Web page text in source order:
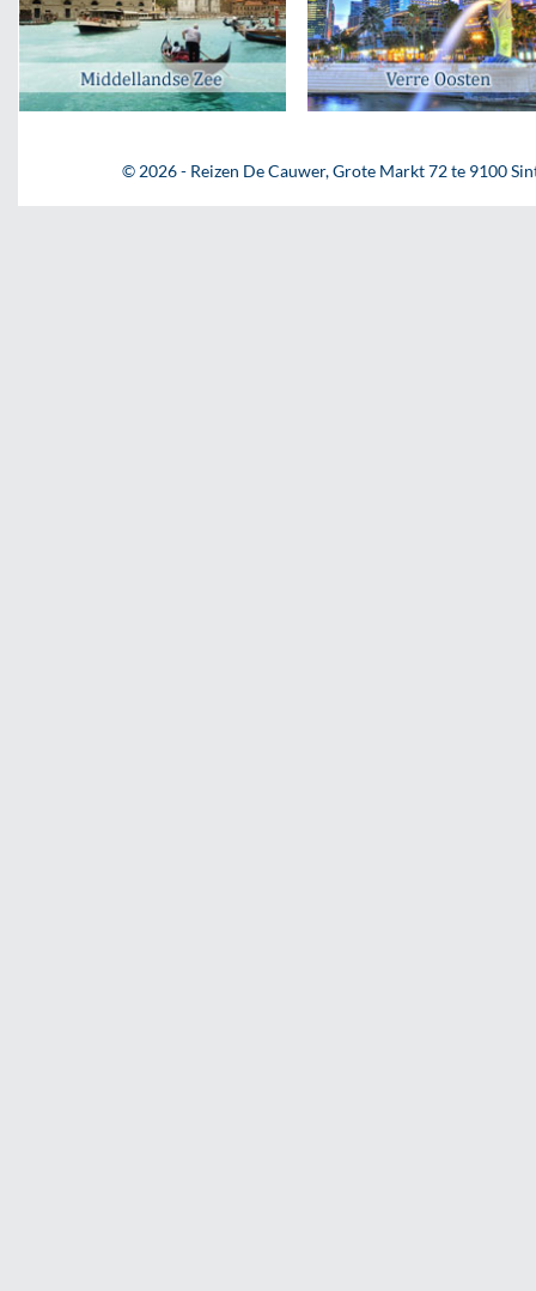
© 2026 - Reizen De Cauwer, Grote Markt 72 te 9100